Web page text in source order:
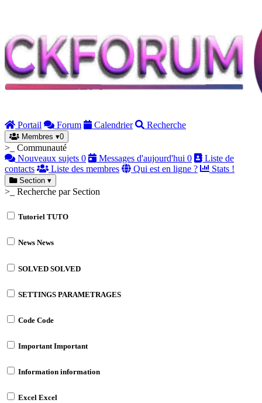
Portail Forum Calendrier Recherche
Membres ▾0
>_ Communauté
Nouveaux sujets 0 Messages d'aujourd'hui 0
Liste de
contacts
Liste des membres Qui est en ligne ? Stats !
Section ▾
>_ Recherche par Section
Tutoriel TUTO
News News
SOLVED SOLVED
SETTINGS PARAMETRAGES
Code Code
ImportantImportant
Information information
Excel Excel